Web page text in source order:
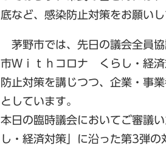
底など、感染防止対策をお願い
茅野市では、先日の議会全員
市Ｗｉｔｈコロナ くらし・経済
防止対策を講じつつ、企業・事
としています。
本日の臨時議会においてご審議
し・経済対策」に沿った第3弾の